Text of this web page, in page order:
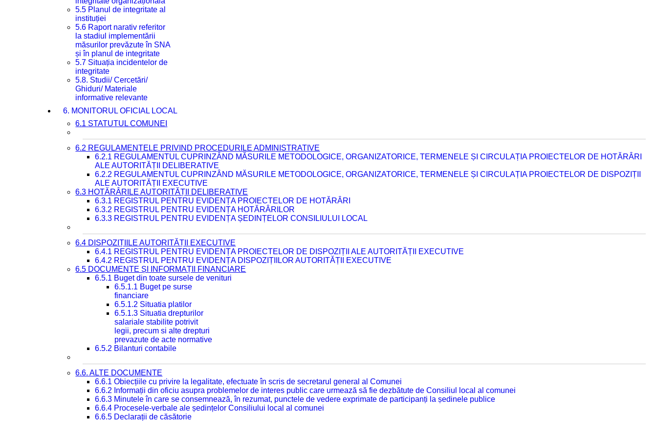
5.5 Planul de integritate al
instituției
5.6 Raport narativ referitor
la stadiul implementării
măsurilor prevăzute în SNA
și în planul de integritate
5.7 Situația incidentelor de
integritate
5.8. Studii/ Cercetări/
Ghiduri/ Materiale
informative relevante
6. MONITORUL OFICIAL LOCAL
6.1 STATUTUL COMUNEI
6.2 REGULAMENTELE PRIVIND PROCEDURILE ADMINISTRATIVE
6.2.1 REGULAMENTUL CUPRINZÂND MĂSURILE METODOLOGICE, ORGANIZATORICE, TERMENELE ȘI CIRCULAȚIA PROIECTELOR DE HOTĂRÂRI
ALE AUTORITĂȚII DELIBERATIVE
6.2.2 REGULAMENTUL CUPRINZÂND MĂSURILE METODOLOGICE, ORGANIZATORICE, TERMENELE ȘI CIRCULAȚIA PROIECTELOR DE DISPOZIȚII
ALE AUTORITĂȚII EXECUTIVE
6.3 HOTĂRÂRILE AUTORITĂȚII DELIBERATIVE
6.3.1 REGISTRUL PENTRU EVIDENȚA PROIECTELOR DE HOTĂRÂRI
6.3.2 REGISTRUL PENTRU EVIDENȚA HOTĂRÂRILOR
6.3.3 REGISTRUL PENTRU EVIDENȚA ȘEDINȚELOR CONSILIULUI LOCAL
6.4 DISPOZIȚIILE AUTORITĂȚII EXECUTIVE
6.4.1 REGISTRUL PENTRU EVIDENȚA PROIECTELOR DE DISPOZIȚII ALE AUTORITĂȚII EXECUTIVE
6.4.2 REGISTRUL PENTRU EVIDENȚA DISPOZIȚIILOR AUTORITĂȚII EXECUTIVE
6.5 DOCUMENTE ȘI INFORMAȚII FINANCIARE
6.5.1 Buget din toate sursele de venituri
6.5.1.1 Buget pe surse
financiare
6.5.1.2 Situatia platilor
6.5.1.3 Situatia drepturilor
salariale stabilite potrivit
legii, precum si alte drepturi
prevazute de acte normative
6.5.2 Bilanturi contabile
6.6. ALTE DOCUMENTE
6.6.1 Obiecțiile cu privire la legalitate, efectuate în scris de secretarul general al Comunei
6.6.2 Informații din oficiu asupra problemelor de interes public care urmează să fie dezbătute de Consiliul local al comunei
6.6.3 Minutele în care se consemnează, în rezumat, punctele de vedere exprimate de participanți la ședinele publice
6.6.4 Procesele-verbale ale ședințelor Consiliului local al comunei
6.6.5 Declarații de căsătorie